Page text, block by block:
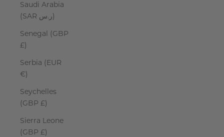
Saudi Arabia
(SAR ر.س)
Senegal (GBP
£)
Serbia (EUR
€)
Seychelles
(GBP £)
Sierra Leone
(GBP £)